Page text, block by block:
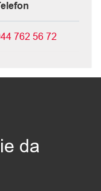
762 56 72
da